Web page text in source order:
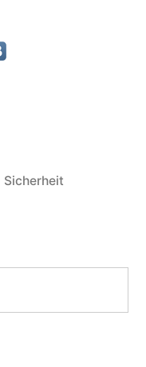
Sicherheit